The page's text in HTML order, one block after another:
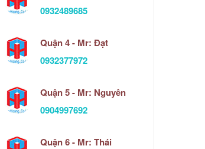
0932489685
Quận 4 - Mr: Đạt
0932377972
Quận 5 - Mr: Nguyên
0904997692
Quận 6 - Mr: Thái